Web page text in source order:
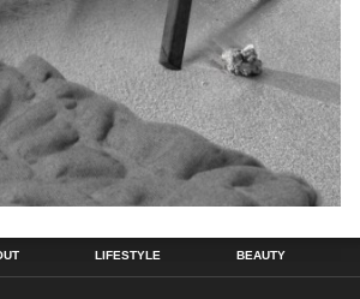
LIFESTYLE BEAUTY